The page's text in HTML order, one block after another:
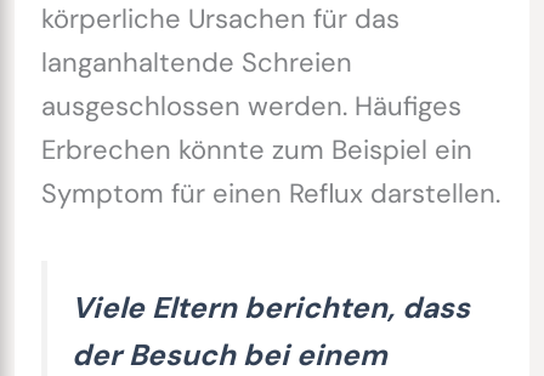
körperliche Ursachen für das
langanhaltende Schreien
ausgeschlossen werden. Häufiges
Erbrechen könnte zum Beispiel ein
Symptom für einen Reflux darstellen.
Viele Eltern berichten, dass
der Besuch bei einem